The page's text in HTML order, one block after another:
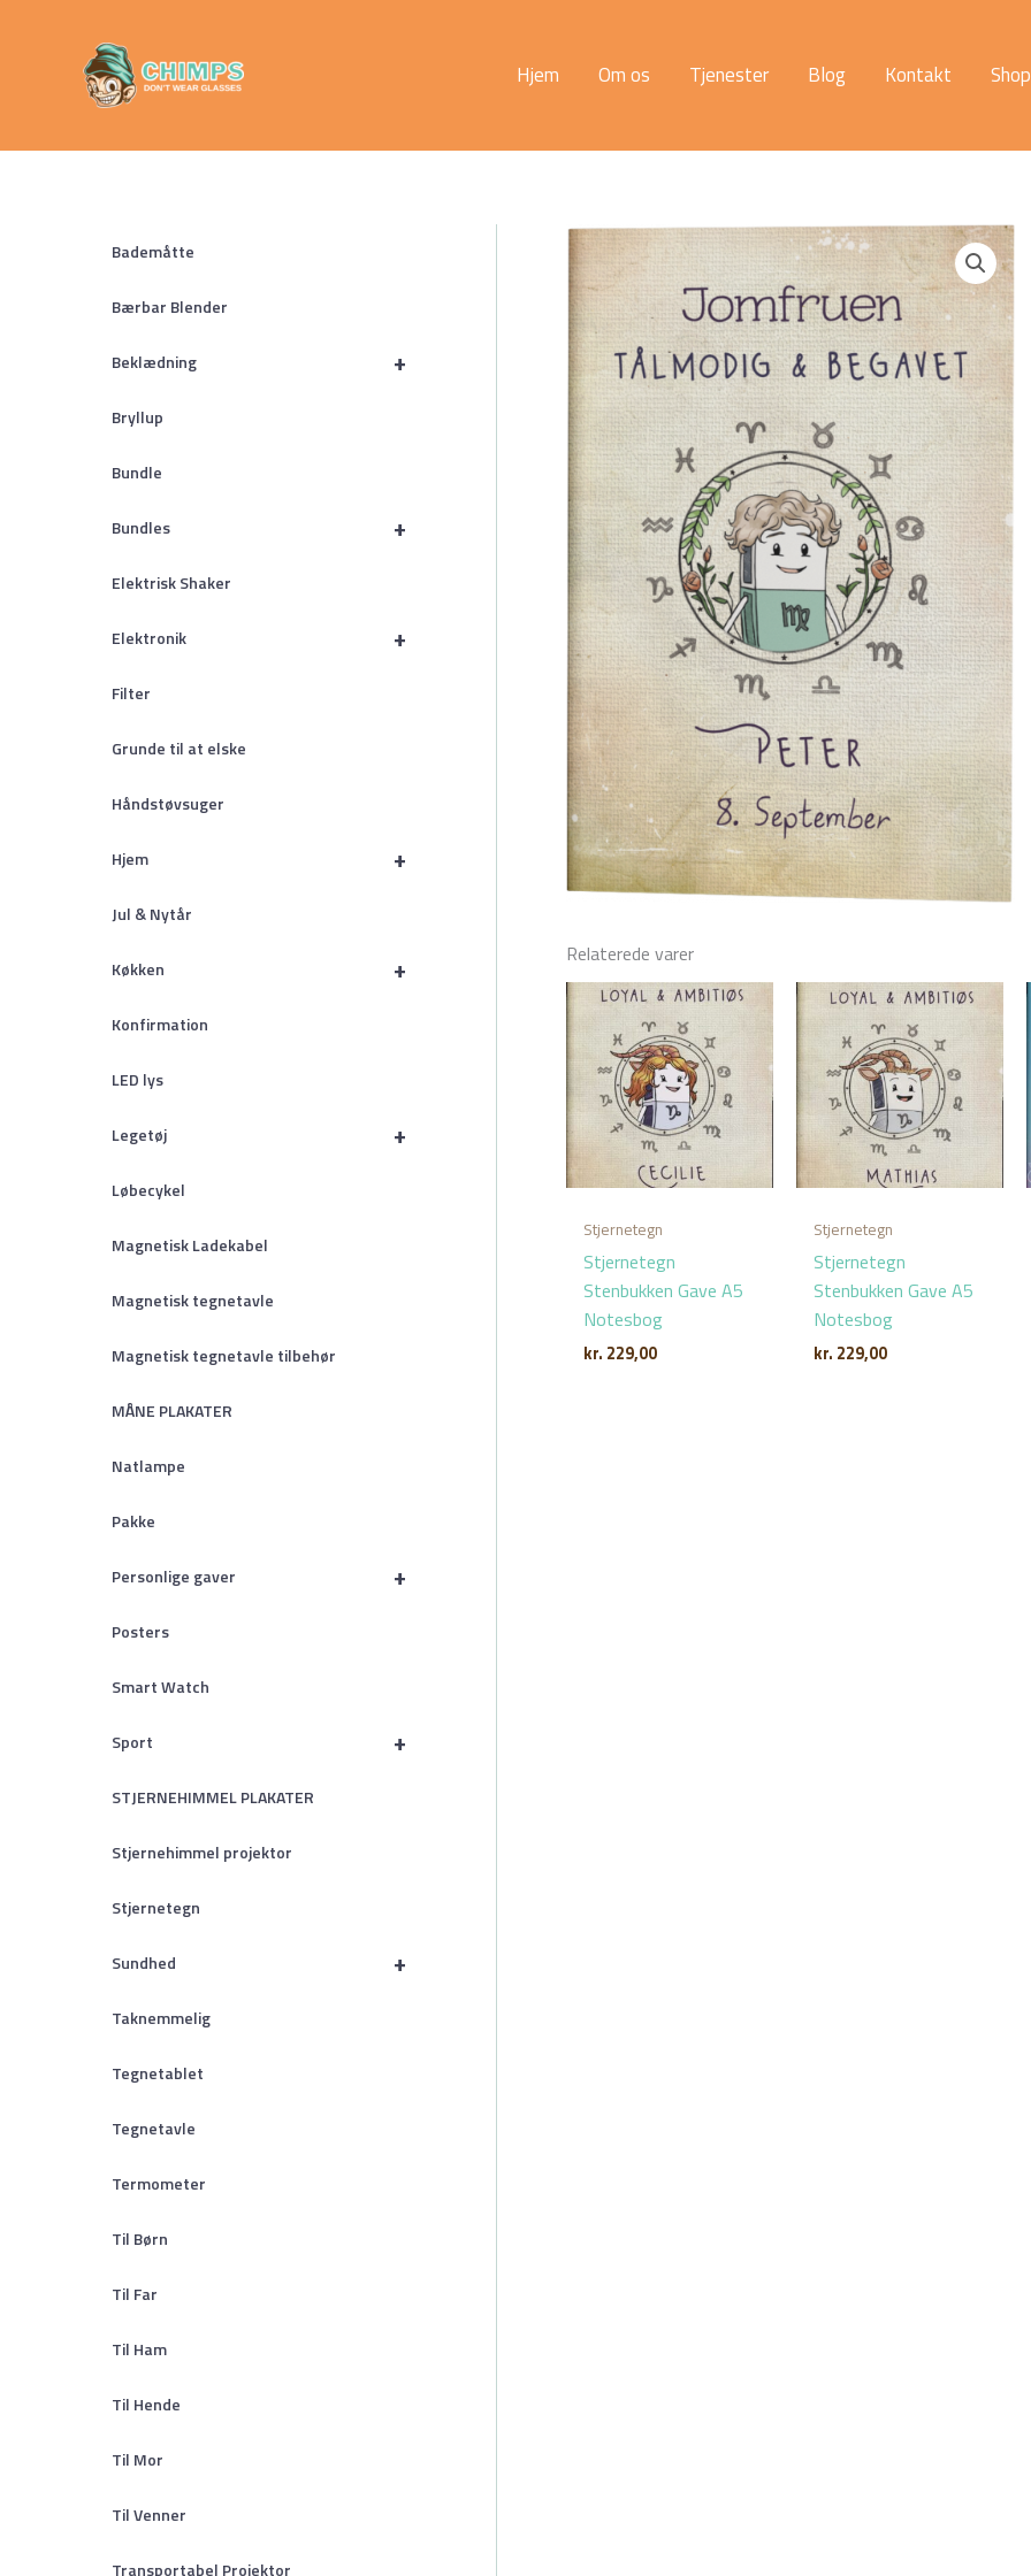
Hjem Om os Tjenester Blog Kontakt Shop
Bademåtte
Bærbar Blender
+
Beklædning
Bryllup
Bundle
+
Bundles
Elektrisk Shaker
+
Elektronik
Filter
Grunde til at elske
Håndstøvsuger
+
Hjem
Jul & Nytår
+
Køkken
Konfirmation
LED lys
+
Legetøj
Løbecykel
Magnetisk Ladekabel
Magnetisk tegnetavle
Magnetisk tegnetavle tilbehør
MÅNE PLAKATER
Natlampe
Pakke
+
Personlige gaver
Posters
Smart Watch
+
Sport
STJERNEHIMMEL PLAKATER
Stjernehimmel projektor
Stjernetegn
+
Sundhed
Taknemmelig
Tegnetablet
Tegnetavle
Termometer
Til Børn
Til Far
Til Ham
Til Hende
Til Mor
Til Venner
Transportabel Projektor
Relaterede varer
Stjernetegn
Stjernetegn
Stenbukken Gave A5
Notesbog
kr. 229,00
Stjernetegn
Stjernetegn
Stenbukken Gave A5
Notesbog
kr. 229,00